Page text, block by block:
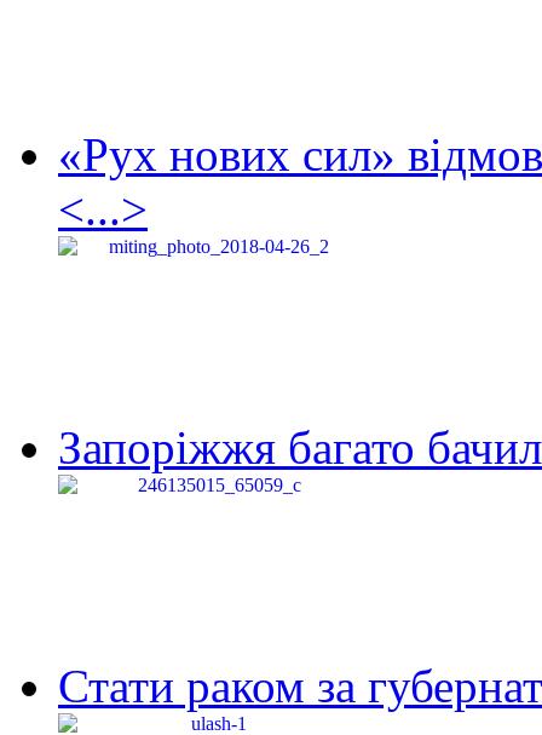
«Рух нових сил»
<...>
Запоріжжя багато
Стати раком за